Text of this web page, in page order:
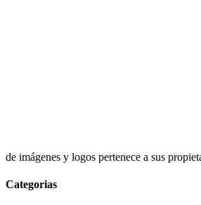
de imágenes y logos pertenece a sus
Categorias